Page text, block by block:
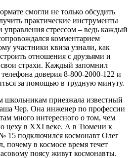
смогли не только обсудить
практические инструменты
управления стрессом – ведь каждый
комментарием
участники квиза узнали, как
отношения с друзьями и
страхи. Каждый запомнил
доверия 8-800-2000-122 и
за помощью в трудную минуту.
школьникам приезжала известный
Чер. Она инженер по профессии
много интересного о том, чем
цеху в XXI веке. А в Тюмени к
подключился космонавт Олег
почему в космосе время течет
поясу живут космонавты.